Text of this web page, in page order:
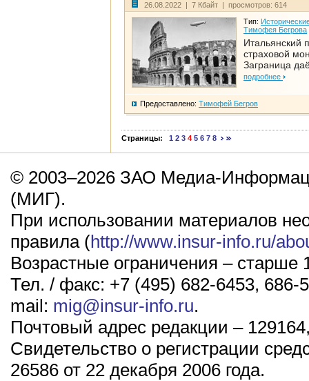
26.08.2022 | 7 Кбайт | просмотров: 614
Тип:
Тимофея Бегрова
Итальянский
страховой
Заграница
подробнее
Предоставлено: Тимофей Бегров
Страницы: 1 2 3 4 5 6 7 8
© 2003–2026 ЗАО Медиа-
(МИГ).
При использовании материалов
правила (http://www.insur-info.ru/
Возрастные ограничения – старше
Тел. / факс: +7 (495) 682-6453, 686-
mail: mig@insur-info.ru.
Почтовый адрес редакции –
Свидетельство о регистрации
26586 от 22 декабря 2006 года.